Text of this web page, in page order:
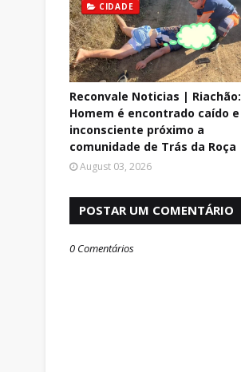
CIDADE
Reconvale Noticias | Riachão:
Homem é encontrado caído e
inconsciente próximo a
comunidade de Trás da Roça
August 03, 2026
POSTAR UM COMENTÁRIO
0 Comentários